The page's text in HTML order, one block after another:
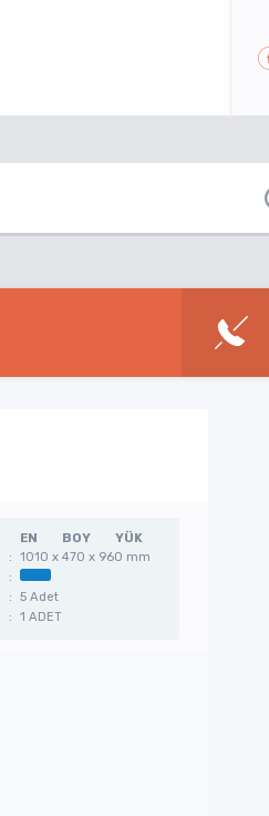
EN BOY
YÜK
:
1010 x 470 x 960 mm
:
:
5 Adet
: 1 ADET